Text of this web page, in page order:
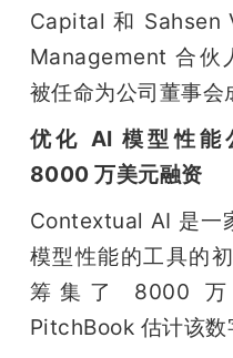
Capital 和 Sahsen
Management 合伙
被任命为公司董事会
优化 AI 模型性能
8000 万美元融资
Contextual AI 是一
模型性能的工具的
筹集了 8000
PitchBook 估计该数